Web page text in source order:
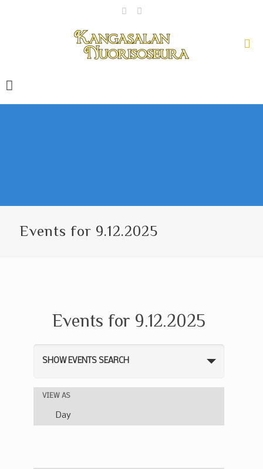
Events for 9.12.2025
Events for 9.12.2025
Events
and
Views
SHOW EVENTS SEARCH
Event
Views
VIEW AS
Day